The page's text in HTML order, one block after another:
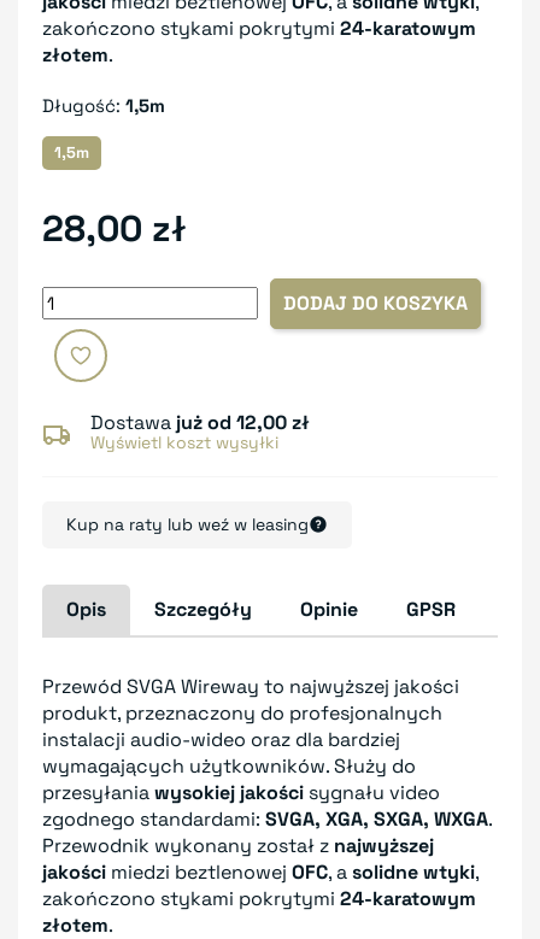
zakończono stykami pokrytymi 24-karatowym
złotem.
Długość: 1,5m
1,5m
28,00 zł
DODAJ DO KOSZYKA
Dostawa już od 12,00 zł
Wyświetl koszt wysyłki
Kup na raty lub weź w leasing
Opis Szczegóły Opinie GPSR
Przewód SVGA Wireway to najwyższej jakości
produkt, przeznaczony do profesjonalnych
instalacji audio-wideo oraz dla bardziej
wymagających użytkowników. Służy do
przesyłaniawysokiej jakości sygnału video
zgodnego standardami: SVGA, XGA, SXGA, WXGA.
Przewodnik wykonany został z najwyższej
jakości miedzi beztlenowej OFC, asolidne wtyki,
zakończono stykami pokrytymi 24-karatowym
złotem.